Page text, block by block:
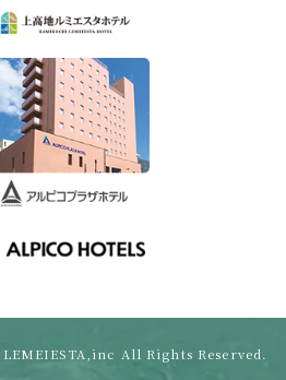
All Rights Reserved.